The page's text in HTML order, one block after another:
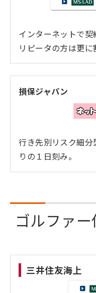
インターネットで契
リピータの方は更に
損保ジャパン
行き先別リスク細
りの１日刻み。
ゴルファ
三井住友海上